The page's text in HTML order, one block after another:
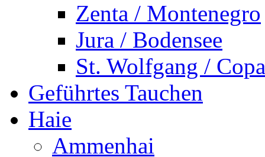
Zenta / Montenegro
Jura / Bodensee
St. Wolfgang /
Geführtes Tauchen
Haie
Ammenhai